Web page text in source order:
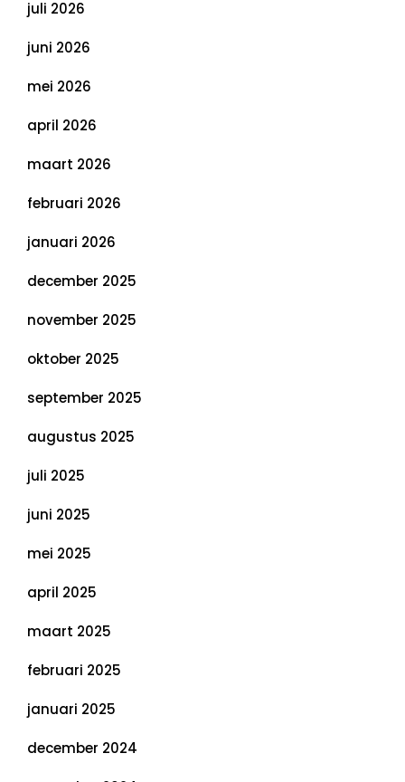
juli 2026
juni 2026
mei 2026
april 2026
maart 2026
februari 2026
januari 2026
december 2025
november 2025
oktober 2025
september 2025
augustus 2025
juli 2025
juni 2025
mei 2025
april 2025
maart 2025
februari 2025
januari 2025
december 2024